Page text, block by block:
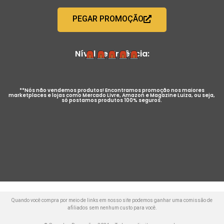
PEGAR PROMOÇÃO
Nível de Urgência:
**Nós não vendemos produtos! Encontramos promoção nos maiores
marketplaces e lojas como Mercado Livre, Amazon e Magazine Luiza, ou seja,
só postamos produtos 100% seguros.
Quando você compra por meio de links em nosso site podemos ganhar uma comissão de
afiliados sem nenhum custo para você.